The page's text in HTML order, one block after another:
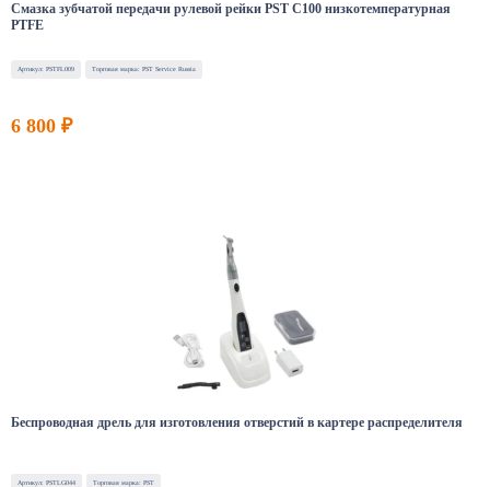
Смазка зубчатой передачи рулевой рейки PST C100 низкотемпературная
PTFE
Артикул: PSTFL009 Торговая марка: PST Service Russia
6 800 ₽
Беспроводная дрель для изготовления отверстий в картере распределителя
Артикул: PSTLG044 Торговая марка: PST